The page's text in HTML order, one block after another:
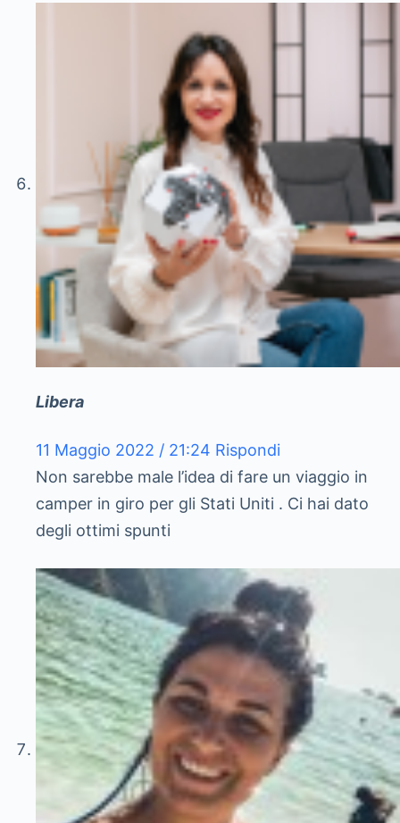
Libera
11 Maggio 2022 / 21:24 Rispondi
Non sarebbe male l’idea di fare un viaggio in
camper in giro per gli Stati Uniti . Ci hai dato
degli ottimi spunti